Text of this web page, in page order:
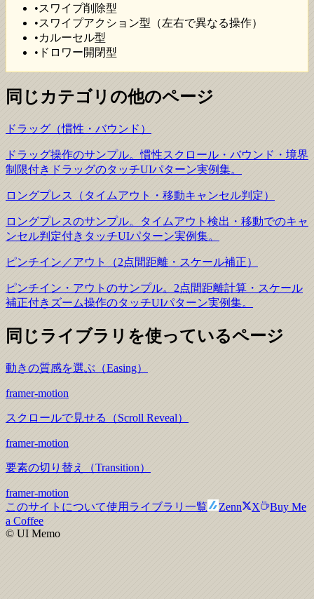
•スワイプ削除型
•スワイプアクション型（左右で異なる操作）
•カルーセル型
• ドロワー開閉型
同じカテゴリの他のページ
ドラッグ（慣性・バウンド）
ドラッグ操作のサンプル。慣性スクロール・バウンド・境界
制限付きドラッグのタッチUIパターン実例集。
ロングプレス（タイムアウト・移動キャンセル判定）
ロングプレスのサンプル。タイムアウト検出・移動でのキャ
ンセル判定付きタッチUIパターン実例集。
ピンチイン／アウト（2点間距離・スケール補正）
ピンチイン・アウトのサンプル。2点間距離計算・スケール
補正付きズーム操作のタッチUIパターン実例集。
同じライブラリを使っているページ
動きの質感を選ぶ（Easing）
framer-motion
スクロールで見せる（Scroll Reveal）
framer-motion
要素の切り替え（Transition）
framer-motion
このサイトについて使用ライブラリ一覧 Zenn X
Buy Me
a Coffee
© UI Memo